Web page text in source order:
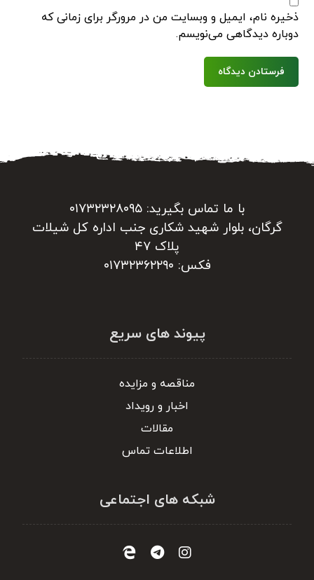
ذخیره نام، ایمیل و وبسایت من در مرورگر برای زمانی که
دوباره دیدگاهی می‌نویسم.
فرستادن دیدگاه
با ما تماس بگیرید: ۰۱۷۳۲۳۲۸۰۹۵
گرگان، بلوار شهید شکاری جنب اداره کل شیلات
پلاک ۴۷
فکس: ۰۱۷۳۲۳۶۲۲۹۰
پیوند های سریع
مناقصه و مزایده
اخبار و رویداد
مقالات
اطلاعات تماس
شبکه های اجتماعی